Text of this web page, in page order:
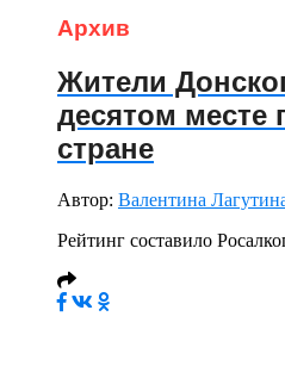
Архив
Жители
десятом месте
стране
Автор: Валентина
Рейтинг составило